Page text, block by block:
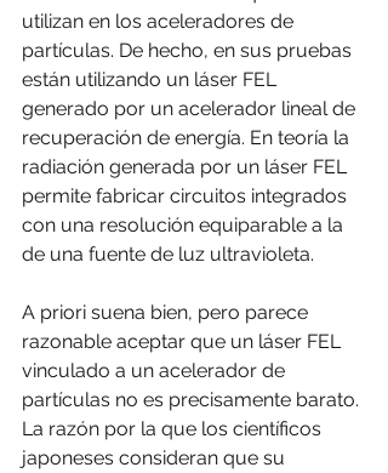
utilizan en los aceleradores de
partículas. De hecho, en sus pruebas
están utilizando un láser FEL
generado por un acelerador lineal de
recuperación de energía. En teoría la
radiación generada por un láser FEL
permite fabricar circuitos integrados
con una resolución equiparable a la
de una fuente de luz ultravioleta.
A priori suena bien, pero parece
razonable aceptar que un láser FEL
vinculado a un acelerador de
partículas no es precisamente barato.
La razón por la que los científicos
japoneses consideran que su